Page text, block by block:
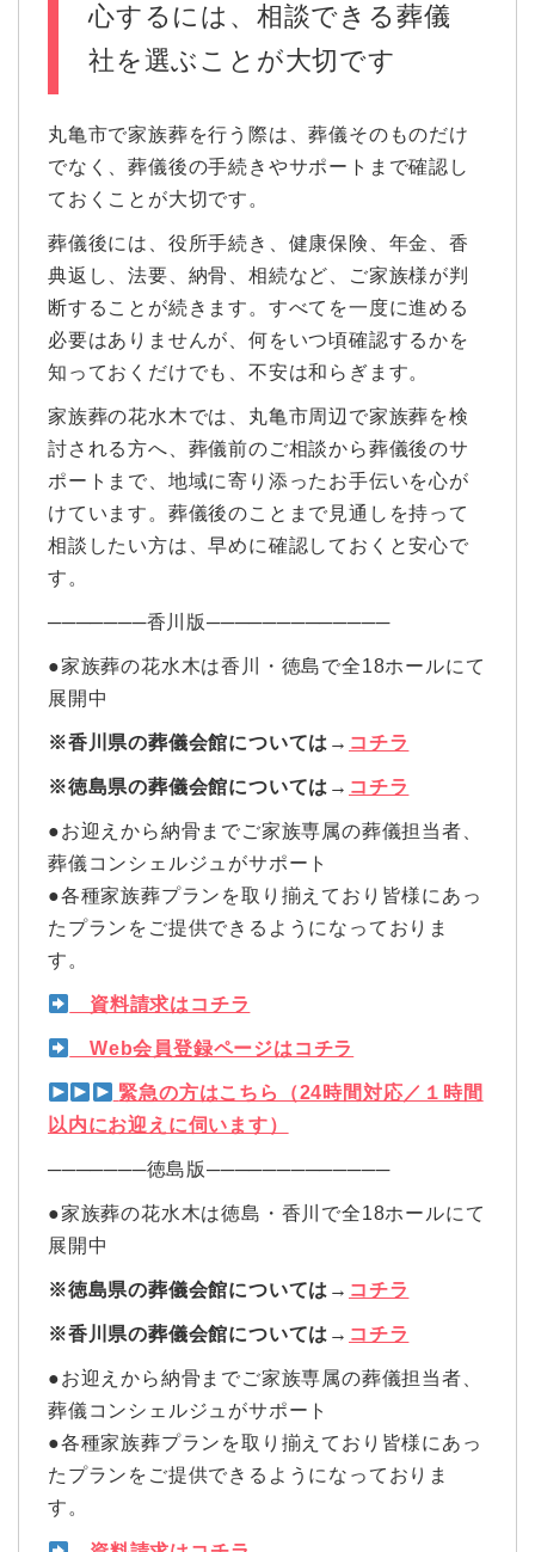
心するには、相談できる葬儀
社を選ぶことが大切です
丸亀市で家族葬を行う際は、葬儀そのものだけ
でなく、葬儀後の手続きやサポートまで確認し
ておくことが大切です。
葬儀後には、役所手続き、健康保険、年金、香
典返し、法要、納骨、相続など、ご家族様が判
断することが続きます。すべてを一度に進める
必要はありませんが、何をいつ頃確認するかを
知っておくだけでも、不安は和らぎます。
家族葬の花水木では、丸亀市周辺で家族葬を検
討される方へ、葬儀前のご相談から葬儀後のサ
ポートまで、地域に寄り添ったお手伝いを心が
けています。葬儀後のことまで見通しを持って
相談したい方は、早めに確認しておくと安心で
す。
───────香川版─────────────
●家族葬の花水木は香川・徳島で全18ホールにて
展開中
※香川県の葬儀会館については→ コチラ
※徳島県の葬儀会館については→ コチラ
●お迎えから納骨までご家族専属の葬儀担当者、
葬儀コンシェルジュがサポート
●各種家族葬プランを取り揃えており皆様にあっ
たプランをご提供できるようになっておりま
す。
資料請求はコチラ
Web会員登録ページはコチラ
緊急の方はこちら（24時間対応／１時間
以内にお迎えに伺います）
───────徳島版─────────────
●家族葬の花水木は徳島・香川で全18ホールにて
展開中
※徳島県の葬儀会館については→ コチラ
※香川県の葬儀会館については→ コチラ
●お迎えから納骨までご家族専属の葬儀担当者、
葬儀コンシェルジュがサポート
●各種家族葬プランを取り揃えており皆様にあっ
たプランをご提供できるようになっておりま
す。